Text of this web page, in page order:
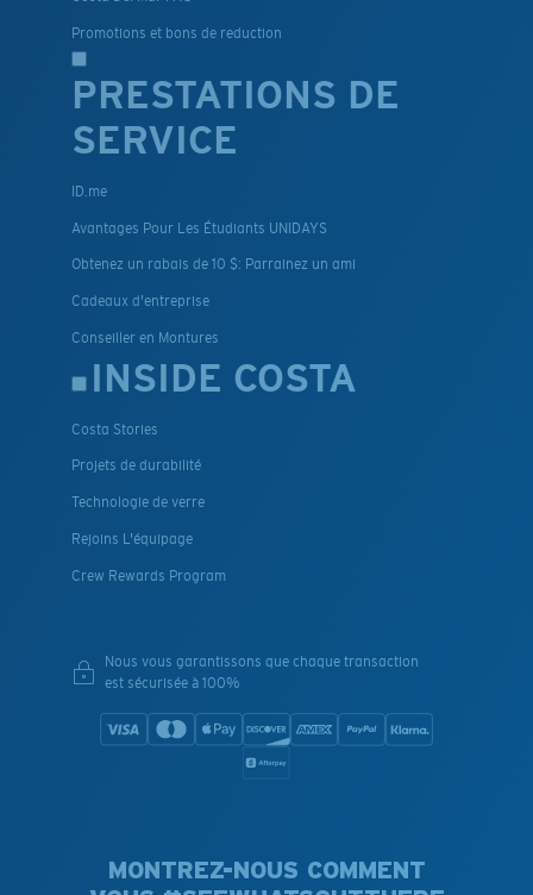
Promotions et bons de reduction
PRESTATIONS DE
SERVICE
ID.me
Avantages Pour Les Étudiants UNIDAYS
Obtenez un rabais de 10 $: Parrainez un ami
Cadeaux d'entreprise
Conseiller en Montures
INSIDE COSTA
Costa Stories
Projets de durabilité
Technologie de verre
Rejoins L'équipage
Crew Rewards Program
Nous vous garantissons que chaque transaction
est sécurisée à 100%
MONTREZ-NOUS COMMENT